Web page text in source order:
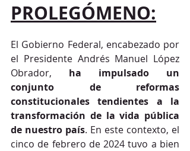
PROLEGÓMENO:
El Gobierno Federal, encabezado por
el Presidente Andrés Manuel López
Obrador, ha impulsado un
conjunto de reformas
constitucionales tendientes a la
transformación de la vida pública
de nuestro país. En este contexto, el
cinco de febrero de 2024 tuvo a bien